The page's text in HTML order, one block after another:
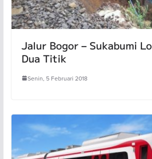
Jalur Bogor – Sukabumi
Dua Titik
Senin, 5 Februari 2018